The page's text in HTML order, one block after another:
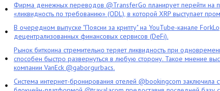
Фирма денежных переводов @TransferGo планирует перейти на
«ликвидность по требованию» (ODL), в которой XRP выступает
В очередном выпуске "Поясни за крипту" на YouTube-канале
децентрализованных финансовых сервисов (DeFi).
Рынок биткоина стремительно теряет ликвидность при
способен быстро развернуться в любую сторону. Такое мнение
компании VanEck @gaborgurbacs.
Система интернет-бронирования отелей @bookingcom заключила